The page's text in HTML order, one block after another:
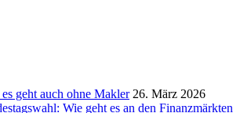
geht auch ohne Makler 26. März 2026
Wie geht es an den Finanzmärkten